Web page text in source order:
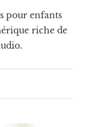
pour enfants
riche de